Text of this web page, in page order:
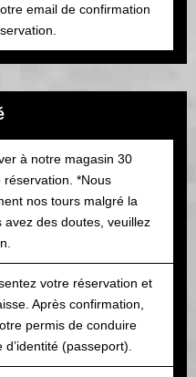
email de confirmation
à notre magasin 30
*Nous
nos tours malgré la
avez des doutes, veuillez
votre réservation et
Après confirmation,
permis de conduire
(passeport).